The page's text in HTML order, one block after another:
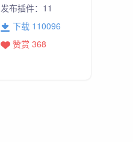
发布插件： 11
下载 110096
赞赏 368